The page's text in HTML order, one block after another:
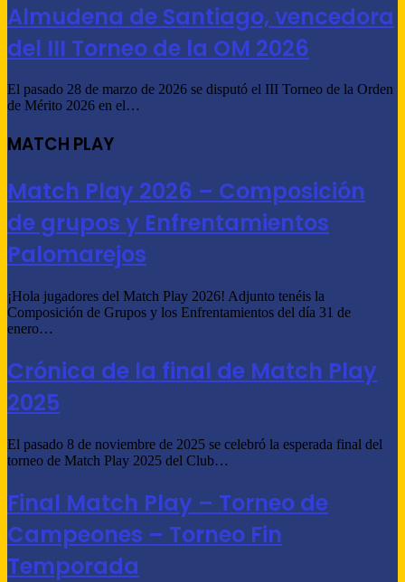
Almudena de Santiago, vencedora
del III Torneo de la OM 2026
El pasado 28 de marzo de 2026 se disputó el III Torneo de la Orden
de Mérito 2026 en el…
MATCH PLAY
Match Play 2026 – Composición
de grupos y Enfrentamientos
Palomarejos
¡Hola jugadores del Match Play 2026! Adjunto tenéis la
Composición de Grupos y los Enfrentamientos del día 31 de
enero…
Crónica de la final de Match Play
2025
El pasado 8 de noviembre de 2025 se celebró la esperada final del
torneo de Match Play 2025 del Club…
Final Match Play – Torneo de
Campeones – Torneo Fin
Temporada